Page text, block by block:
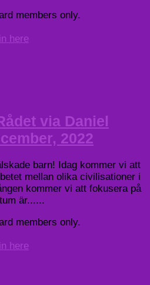
members only.
here
via Daniel
2022
barn! Idag kommer vi att
mellan olika civilisationer i
kommer vi att fokusera på
är......
members only.
here